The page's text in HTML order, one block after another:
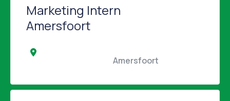
Marketing Intern
Amersfoort